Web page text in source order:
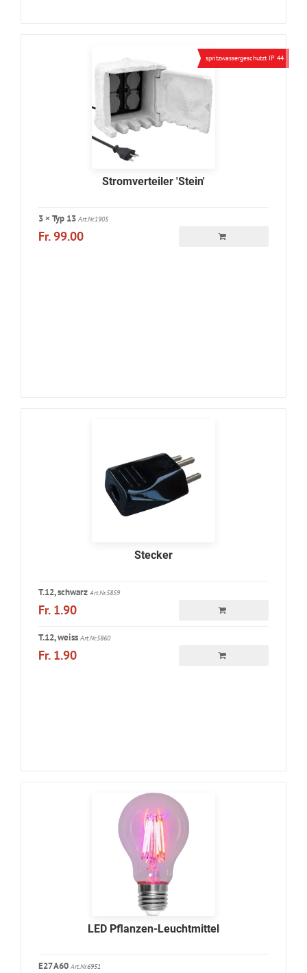
Stromverteiler 'Stein'
3 × Typ 13 Art.Nr.1905
Fr. 99.00
spritzwassergeschutzt IP 44
Stecker
T.12, schwarz Art.Nr.5859
Fr. 1.90
T.12, weiss Art.Nr.5860
Fr. 1.90
LED Pflanzen-Leuchtmittel
E27 A60 Art.Nr.6951